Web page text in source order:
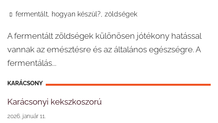
fermentált, hogyan készül?, zöldségek
A fermentált zöldségek különösen jótékony hatással
vannak az emésztésre és az általános egészségre. A
fermentálás...
KARÁCSONY
Karácsonyi kekszkoszorú
2026. január 11.